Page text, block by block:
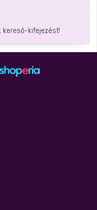
kereső-kifejezést!